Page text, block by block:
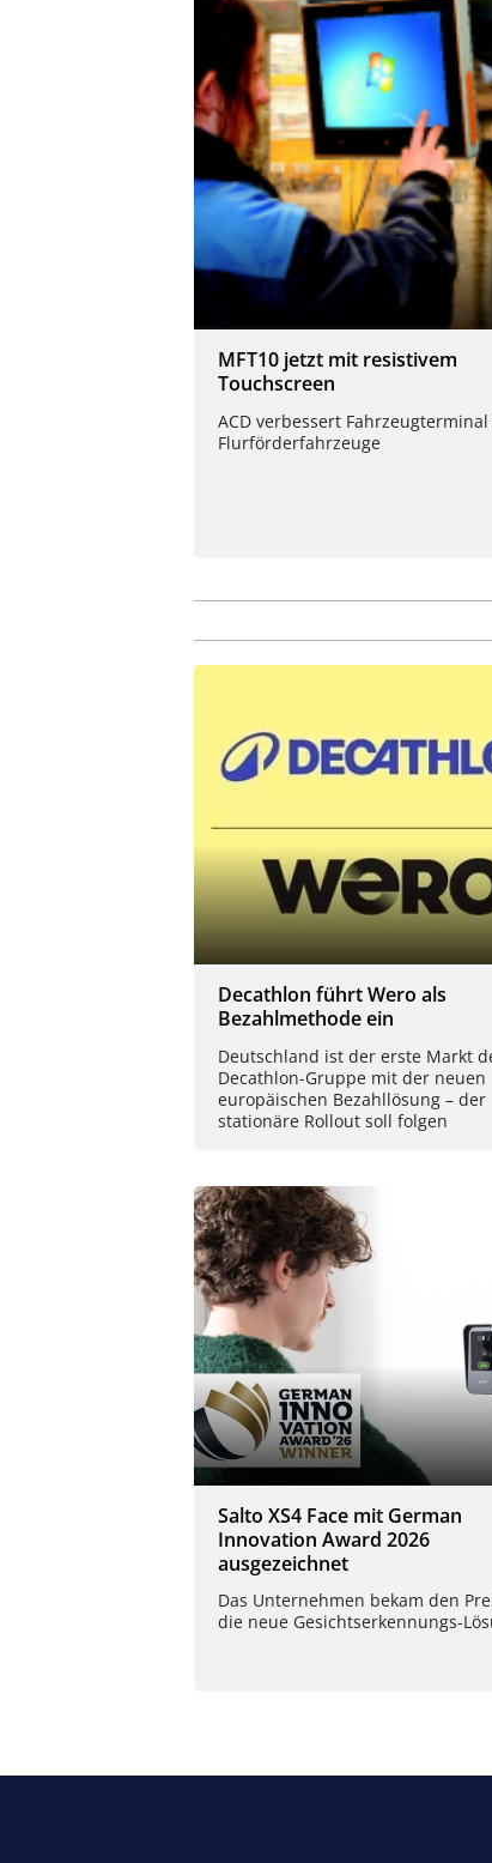
MFT10 jetzt mit resistivem
Touchscreen
ACD verbessert
Flurförderfahrzeuge
Decathlon führt Wero als
Bezahlmethode ein
Deutschland ist der erste Markt
Decathlon-Gruppe mit der neuen
europäischen Bezahllösung – der
stationäre Rollout soll folgen
Salto XS4 Face mit German
Innovation Award 2026
ausgezeichnet
Das Unternehmen bekam den
die neue Gesichtserkennungs-